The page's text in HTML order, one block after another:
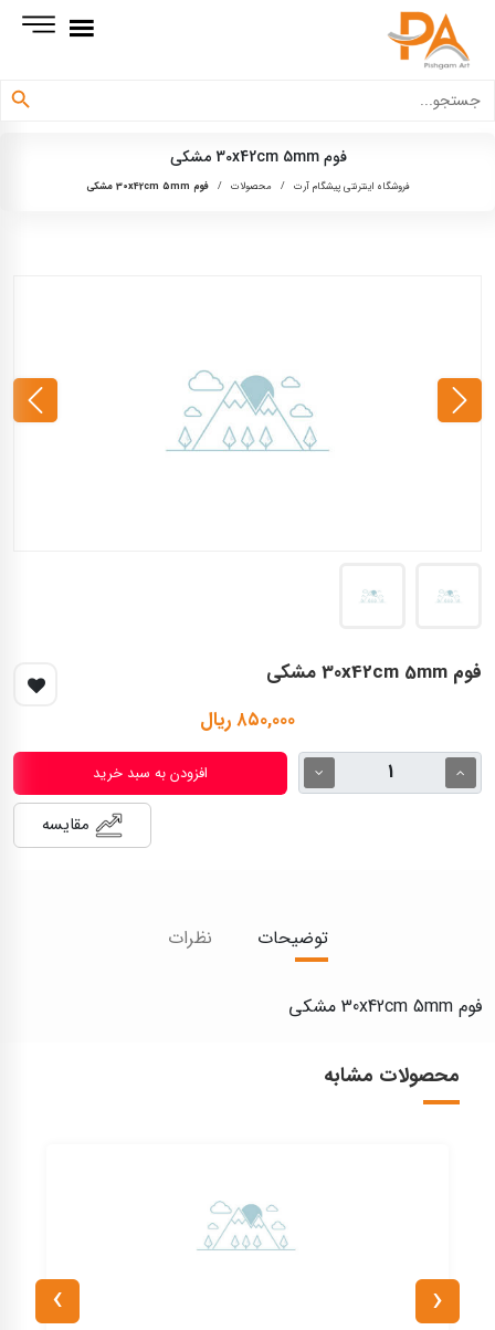
برای:
دکمه جستجو
فوم 30x42cm 5mm مشکی
فروشگاه اینترنتی پیشگام آرت / محصولات / فوم 30x42cm 5mm مشکی
فوم 30x42cm 5mm مشکی
۸۵۰,۰۰۰ ریال
افزودن به سبد خرید
مقایسه
توضیحات نظرات
فوم 30x42cm 5mm مشکی
محصولات مشابه
‹
›